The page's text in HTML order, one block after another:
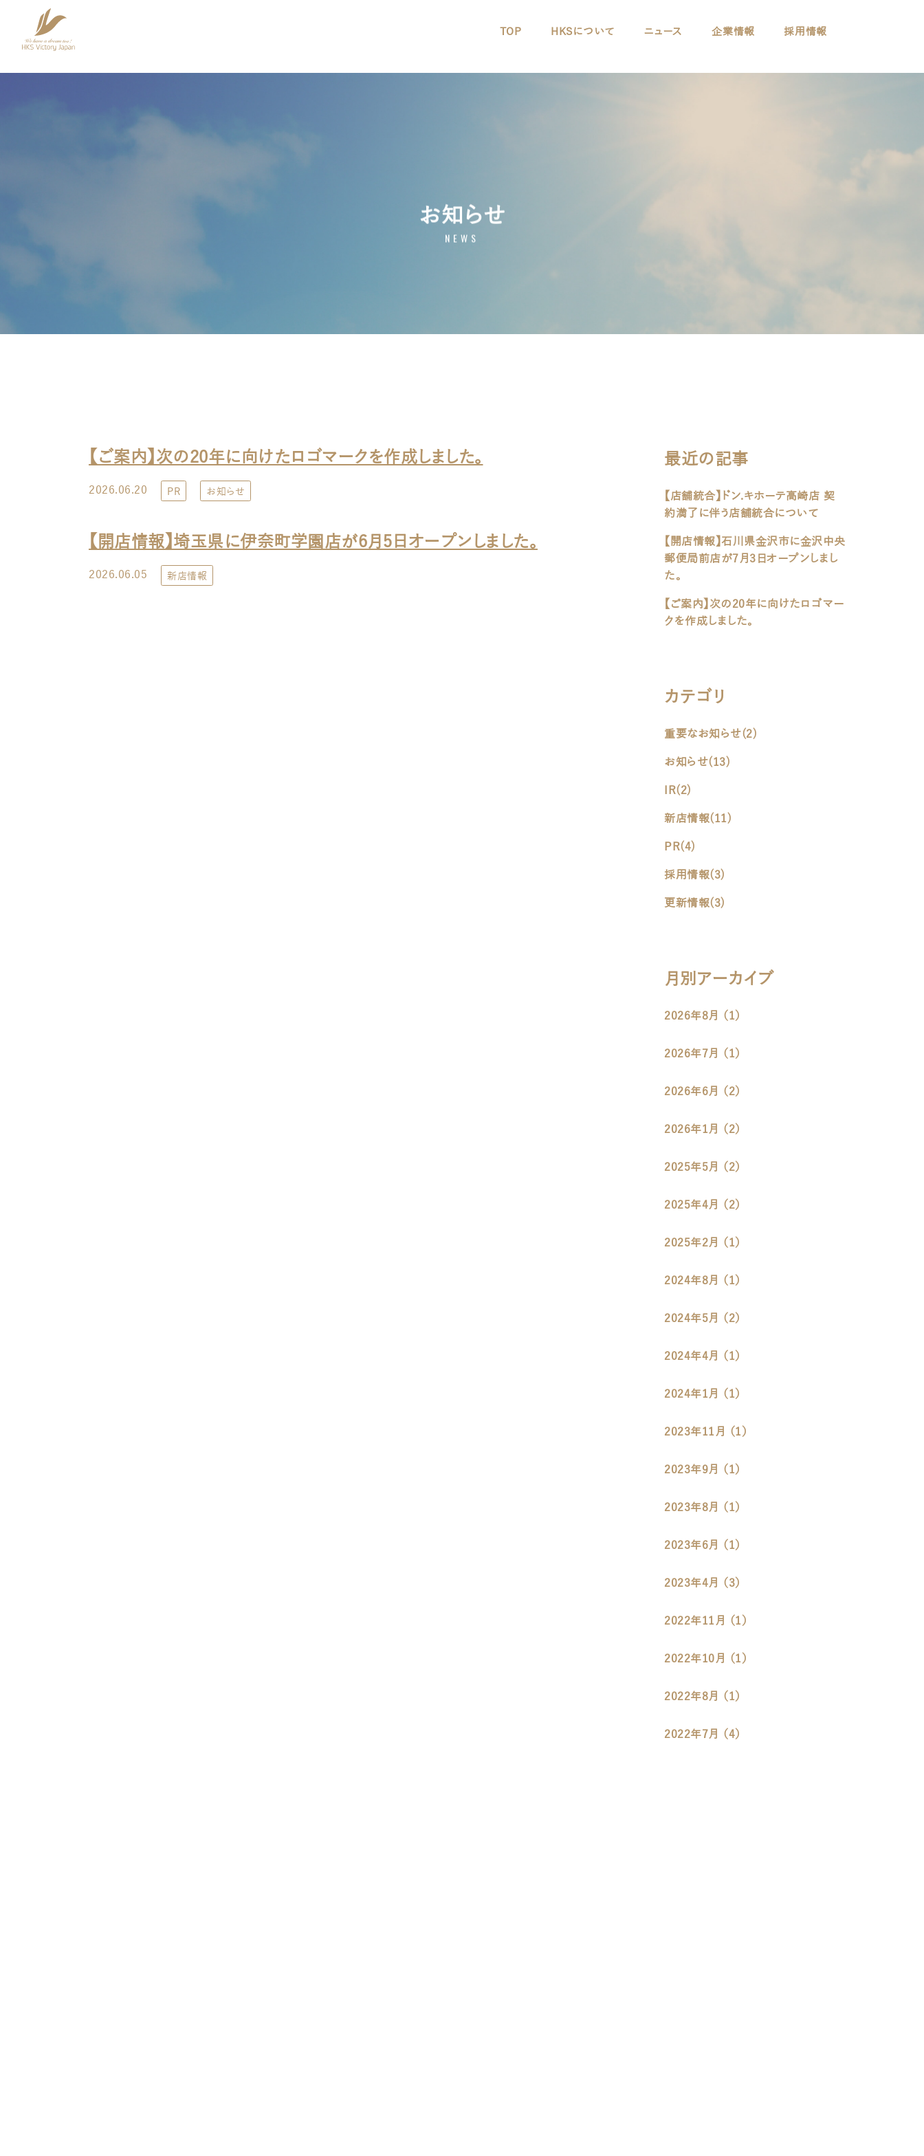
TOP HKSについて ニュース 企業情報 採用情報
お知らせ
NEWS
【ご案内】次の20年に向けたロゴマークを作成しました。
2026.06.20 PR お知らせ
【開店情報】埼玉県に伊奈町学園店が6月5日オープンしました。
2026.06.05 新店情報
最近の記事
【店舗統合】ドン.キホーテ高崎店 契
約満了に伴う店舗統合について
【開店情報】石川県金沢市に金沢中央
郵便局前店が7月3日オープンしまし
た。
【ご案内】次の20年に向けたロゴマー
クを作成しました。
カテゴリ
重要なお知らせ(2)
お知らせ(13)
IR(2)
新店情報(11)
PR(4)
採用情報(3)
更新情報(3)
月別アーカイブ
2026年8月 （1）
2026年7月 （1）
2026年6月 （2）
2026年1月 （2）
2025年5月 （2）
2025年4月 （2）
2025年2月 （1）
2024年8月 （1）
2024年5月 （2）
2024年4月 （1）
2024年1月 （1）
2023年11月 （1）
2023年9月 （1）
2023年8月 （1）
2023年6月 （1）
2023年4月 （3）
2022年11月 （1）
2022年10月 （1）
2022年8月 （1）
2022年7月 （4）